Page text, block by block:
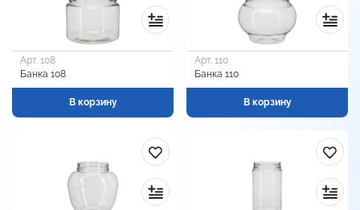
Арт. 108
Банка 108
В корзину
Арт. 110
Банка 110
В корзину